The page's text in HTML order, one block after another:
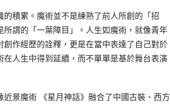
積累。魔術並不是練熟了前人所創的「招
謂的「一葉障目」。人生如魔術，就像青年
作經歷的詮釋，更是在當中表達了自己對於
人生中得到延續，而不單單是基於舞台表演
景魔術 《星月神話》融合了中國古裝、西方